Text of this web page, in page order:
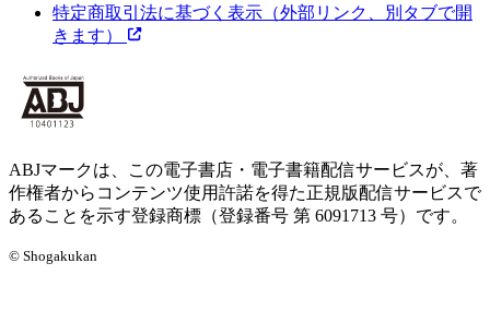
特定商取引法に基づく表示 （外部リンク、別タブで開
きます）
ABJマークは、この電子書店・電子書籍配信サービスが、著
作権者からコンテンツ使用許諾を得た正規版配信サービスで
あることを示す登録商標（登録番号 第 6091713 号）です。
© Shogakukan